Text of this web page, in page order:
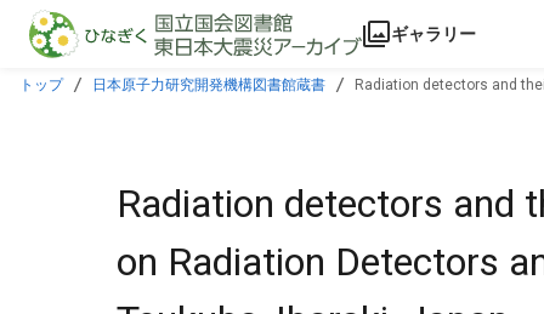
本文に飛ぶ
ギャラリー
トップ 日本原子力研究開発機構図書館蔵書 Radiation detectors and
Radiation detectors and
on Radiation Detectors